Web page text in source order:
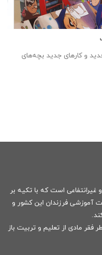
و کارهای جدید بچه‌های
غیرانتفاعی است که با تکیه بر
آموزشی فرزندان این کشور و
مادی از تعلیم و تربیت باز